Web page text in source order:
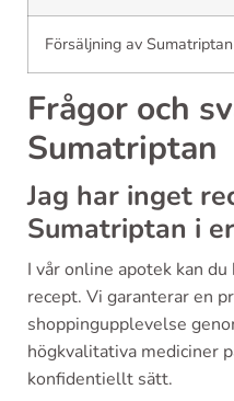
Försäljning av Sumatriptan
Frågor och
Sumatriptan
Jag har inget
Sumatriptan i
I vår online apotek kan
recept. Vi garanterar en
shoppingupplevelse
högkvalitativa mediciner
konfidentiellt sätt.